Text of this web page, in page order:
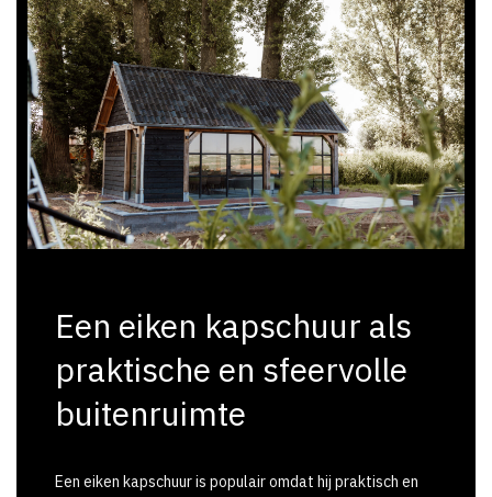
Een eiken kapschuur als
praktische en sfeervolle
buitenruimte
Een eiken kapschuur is populair omdat hij praktisch en